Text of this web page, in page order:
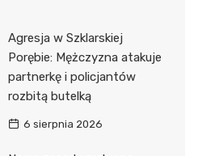
Agresja w Szklarskiej
Porębie: Mężczyzna atakuje
partnerkę i policjantów
rozbitą butelką
6 sierpnia 2026